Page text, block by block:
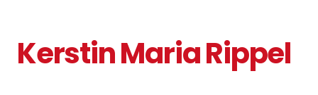
Kerstin Maria Rippel